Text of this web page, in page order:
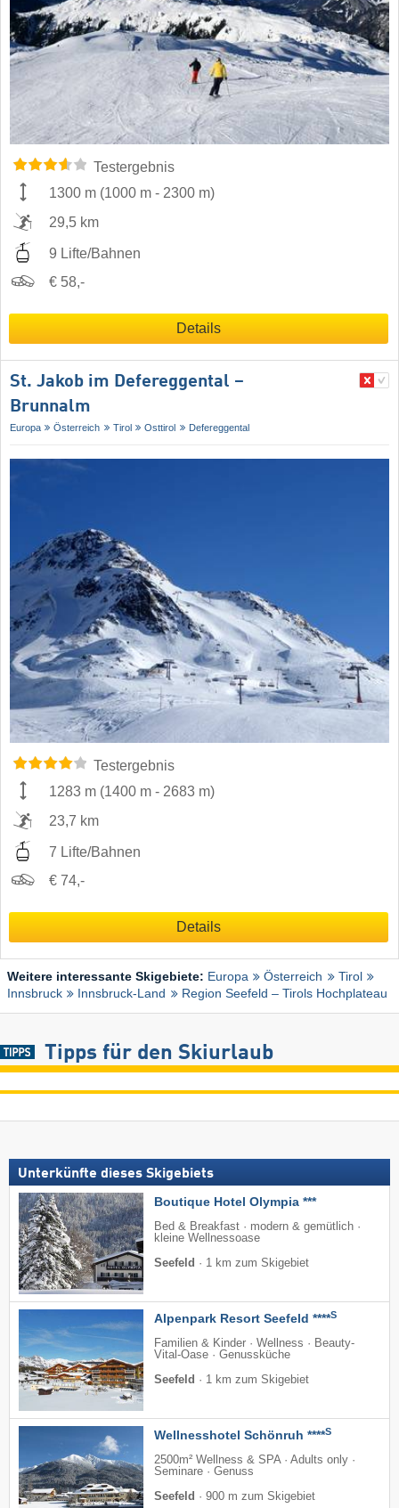
Testergebnis
1300 m (1000 m - 2300 m)
29,5 km
9 Lifte/Bahnen
€ 58,-
Details
St. Jakob im Defereggental –
Brunnalm
Europa Österreich Tirol Osttirol Defereggental
Testergebnis
1283 m (1400 m - 2683 m)
23,7 km
7 Lifte/Bahnen
€ 74,-
Details
Weitere interessante Skigebiete: Europa Österreich
Tirol
Innsbruck
Innsbruck-Land Region Seefeld – Tirols Hochplateau
Tipps für den Skiurlaub
Unterkünfte dieses Skigebiets
Boutique Hotel Olympia ***
Bed & Breakfast · modern & gemütlich ·
kleine Wellnessoase
Seefeld · 1 km zum Skigebiet
Alpenpark Resort Seefeld ****S
Familien & Kinder · Wellness · Beauty-
Vital-Oase · Genussküche
Seefeld · 1 km zum Skigebiet
Wellnesshotel Schönruh ****S
2500m² Wellness & SPA · Adults only ·
Seminare · Genuss
Seefeld · 900 m zum Skigebiet